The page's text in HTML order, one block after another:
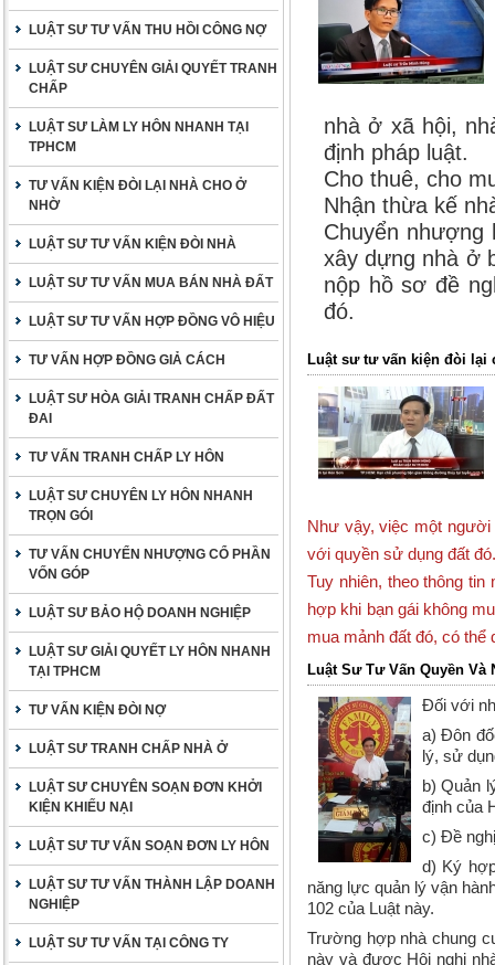
LUẬT SƯ TƯ VẤN THU HỒI CÔNG NỢ
LUẬT SƯ CHUYÊN GIẢI QUYẾT TRANH
CHẤP
LUẬT SƯ LÀM LY HÔN NHANH TẠI
TPHCM
TƯ VẤN KIỆN ĐÒI LẠI NHÀ CHO Ở
NHỜ
LUẬT SƯ TƯ VẤN KIỆN ĐÒI NHÀ
LUẬT SƯ TƯ VẤN MUA BÁN NHÀ ĐẤT
LUẬT SƯ TƯ VẤN HỢP ĐỒNG VÔ HIỆU
TƯ VẤN HỢP ĐỒNG GIẢ CÁCH
LUẬT SƯ HÒA GIẢI TRANH CHẤP ĐẤT
ĐAI
TƯ VẤN TRANH CHẤP LY HÔN
LUẬT SƯ CHUYÊN LY HÔN NHANH
TRỌN GÓI
TƯ VẤN CHUYỂN NHƯỢNG CỔ PHẦN
VỐN GÓP
LUẬT SƯ BẢO HỘ DOANH NGHIỆP
LUẬT SƯ GIẢI QUYẾT LY HÔN NHANH
TẠI TPHCM
TƯ VẤN KIỆN ĐÒI NỢ
LUẬT SƯ TRANH CHẤP NHÀ Ở
LUẬT SƯ CHUYÊN SOẠN ĐƠN KHỞI
KIỆN KHIẾU NẠI
LUẬT SƯ TƯ VẤN SOẠN ĐƠN LY HÔN
LUẬT SƯ TƯ VẤN THÀNH LẬP DOANH
NGHIỆP
LUẬT SƯ TƯ VẤN TẠI CÔNG TY
nhà ở xã hội,
định pháp luật.
Cho thuê, cho
Nhận thừa kế
Chuyển
xây dựng nhà ở
nộp hồ sơ đề
đó.
Luật sư tư vấn kiện đòi lại
Như vậy, việc một người
với quyền sử dụng đất đó.
Tuy nhiên, theo thông
hợp khi bạn gái không
mua mảnh đất đó, có
Luật Sư Tư Vấn Quyền Và
Đối với
a) Đôn
lý, sử
b) Quản
định của
c) Đề
d) Ký
năng lực quản lý vận
102 của Luật này.
Trường hợp nhà chung
này và được Hội nghị